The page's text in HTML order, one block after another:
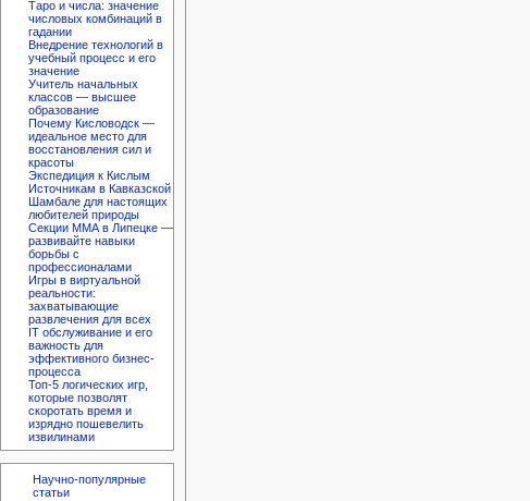
Таро и числа: значение
числовых комбинаций в
гадании
Внедрение технологий в
учебный процесс и его
значение
Учитель начальных
классов — высшее
образование
Почему Кисловодск —
идеальное место для
восстановления сил и
красоты
Экспедиция к Кислым
Источникам в Кавказской
Шамбале для настоящих
любителей природы
Секции ММА в Липецке —
развивайте навыки
борьбы с
профессионалами
Игры в виртуальной
реальности:
захватывающие
развлечения для всех
IT обслуживание и его
важность для
эффективного бизнес-
процесса
Топ-5 логических игр,
которые позволят
скоротать время и
изрядно пошевелить
извилинами
Научно-популярные
статьи